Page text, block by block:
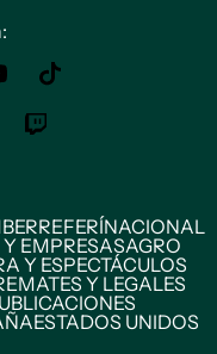
REFERÍNACIONAL
EMPRESASAGRO
Y ESPECTÁCULOS
Y LEGALES
ESTADOS UNIDOS